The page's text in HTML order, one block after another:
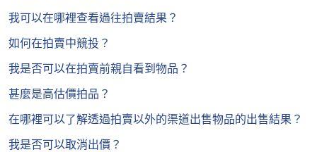
我可以在哪裡查看過往拍賣結果？
如何在拍賣中競投？
我是否可以在拍賣前親自看到物品？
甚麼是高估價拍品？
在哪裡可以了解透過拍賣以外的渠道出售物品的出售結果？
我是否可以取消出價？